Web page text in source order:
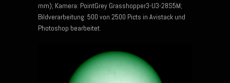
mm); Kamera: PointGrey Grasshopper3-U3-28S5M;
Bildverarbeitung: 500 von 2500 Picts in Avistack und
Photoshop bearbeitet.